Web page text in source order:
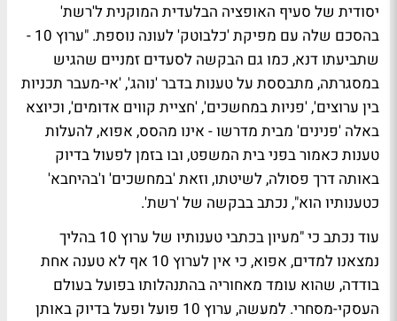
יסודית של סעיף האופציה הבלעדית המוקנית ל'רשת'
בהסכם שלה עם מפיקת 'כלבוטק' לעונה נוספת. "ערוץ 10 -
שתביעתו דנא, כמו גם הבקשה לסעדים זמניים שהגיש
במסגרתה, מתבססת על טענות בדבר 'נוהג', 'אי-מעבר תכניות
בין ערוצים', 'פניות במחשכים', 'חציית קווים אדומים', וכיוצא
באלה 'פנינים' מבית מדרשו - אינו מהסס, אפוא, להעלות
טענות כאמור בפני בית המשפט, ובו בזמן לפעול בדיוק
באותה דרך פסולה, לשיטתו, וזאת 'במחשכים' ו'בהיחבא'
כטענותיו הוא", נכתב בבקשה של 'רשת'.
עוד נכתב כי "מעיון בכתבי טענותיו של ערוץ 10 בהליך
נמצאנו למדים, אפוא, כי אין לערוץ 10 אף לא טענה אחת
בודדה, שהוא עומד מאחוריה בהתנהלותו בפועל בעולם
העסקי-מסחרי. למעשה, ערוץ 10 פועל ופעל בדיוק באותן